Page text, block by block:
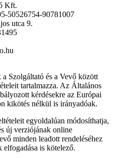
Kft.
50526754-90781007
utca 9.
Szolgáltató és a Vevő között
tartalmazza. Az Általános
kérdésekre az Európai
kikötés nélkül is irányadóak.
egyoldalúan módosíthatja,
új verziójának online
minden leadott rendeléséhez
elfogadása is kötelező.